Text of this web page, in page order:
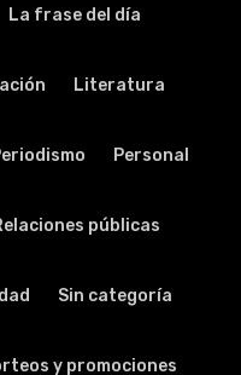
La frase del día
Literatura
Personal
públicas
Sin categoría
y promociones